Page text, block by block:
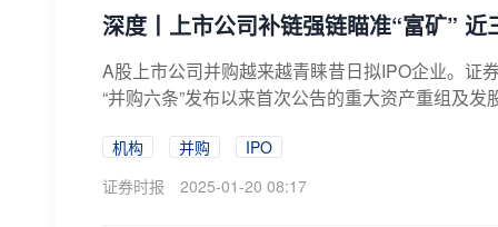
深度丨上市公司补链强链瞄准“富矿”
A股上市公司并购越来越青睐昔日拟IPO企业。证
“并购六条”发布以来首次公告的重大资产重组及
机构 并购
IPO
证券时报
2025-01-20 08:17